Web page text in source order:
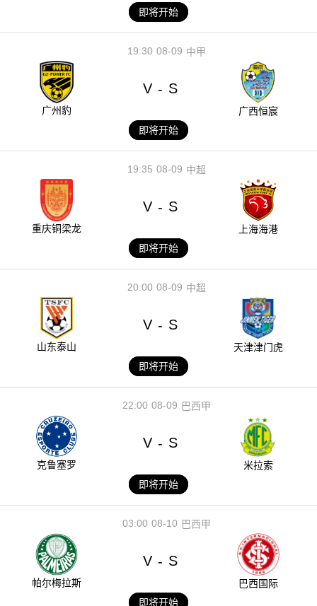
即将开始
08-09
19:30 中甲
广州豹
V - S
广西恒宸
即将开始
08-09
19:35 中超
重庆铜梁龙
V - S
上海海港
即将开始
08-09
20:00 中超
山东泰山
V - S
天津津门虎
即将开始
08-09
22:00 巴西甲
克鲁塞罗
V - S
米拉索
即将开始
08-10
03:00 巴西甲
帕尔梅拉斯
V - S
巴西国际
即将开始